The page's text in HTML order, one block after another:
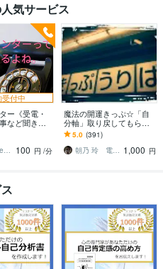
気サービス
付中
ー《受電・
など聞きま
成績・人間
…自分1人で
。
猫鈴 ～nekorin～
100 円 /分
魔法の開運きっぷ☆「自
分軸」取り戻してもらい
ます 幸せの国行き開運切
符☆宇宙と私に「上がり
ます宣言」して下さい
5.0 (391)
朝乃 玲 電話占歴15年 1,000 円